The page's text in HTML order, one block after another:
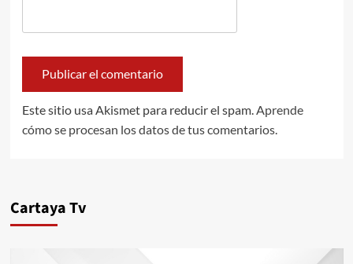
Este sitio usa Akismet para reducir el spam. Aprende
cómo se procesan los datos de tus comentarios.
Cartaya Tv